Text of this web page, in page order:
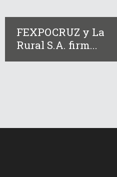
FEXPOCRUZ y La
Rural S.A. firm...